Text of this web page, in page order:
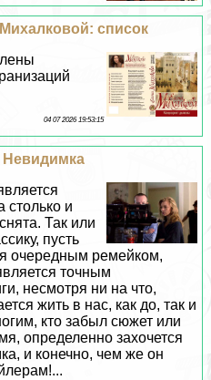
список
04 07 2026 19:53:15
и
Так или
пусть
очередным ремейком,
точным
несмотря ни на что,
жить в нас, как до, так и
кто забыл сюжет или
определенно захочется
и конечно, чем же он